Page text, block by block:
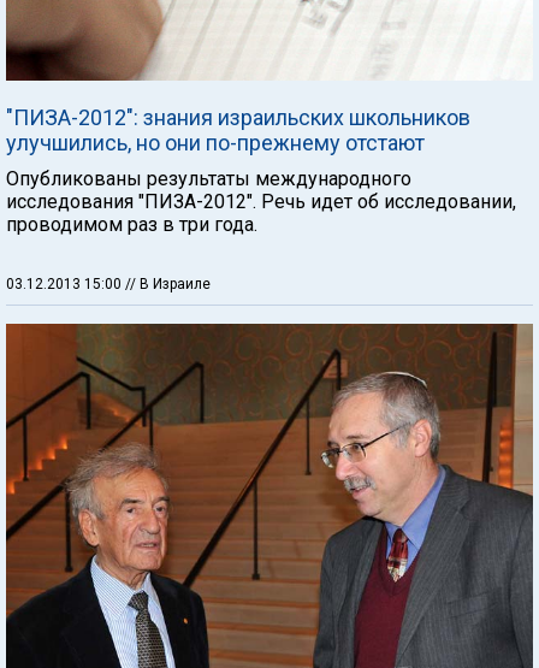
"ПИЗА-2012": знания израильских школьников
улучшились, но они по-прежнему отстают
Опубликованы результаты международного
исследования "ПИЗА-2012". Речь идет об исследовании,
проводимом раз в три года.
03.12.2013 15:00 // В Израиле